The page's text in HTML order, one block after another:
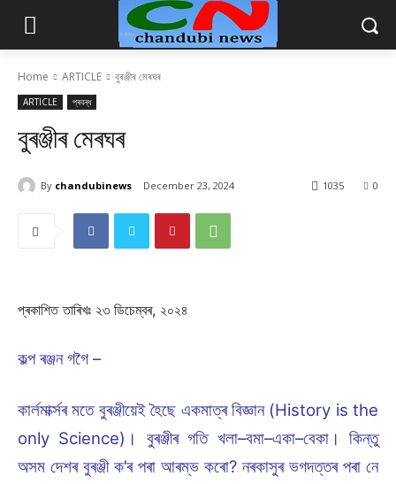
Home ARTICLE বুৰঞ্জীৰ মেৰঘৰ
ARTICLE প্ৰবন্ধ
বুৰঞ্জীৰ মেৰঘৰ
By chandubinews December 23, 2024 0
1035
প্ৰকাশিত তাৰিখঃ ২৩ ডিচেম্বৰ, ২০২৪
কল্প ৰঞ্জন গগৈ –
কাৰ্লমাৰ্ক্সৰ মতে বুৰঞ্জীয়েই হৈছে একমাত্ৰ বিজ্ঞান (History is the
only Science)। বুৰঞ্জীৰ গতি খলা–বমা–একা–বেকা। কিন্তু
অসম দেশৰ বুৰঞ্জী ক’ৰ পৰা আৰম্ভ কৰো? নৰকাসুৰ ভগদত্তৰ পৰা নে